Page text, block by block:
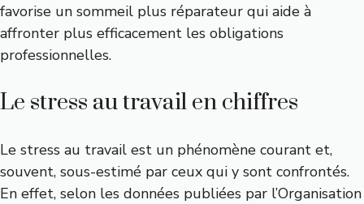
favorise un sommeil plus réparateur qui aide à
affronter plus efficacement les obligations
professionnelles.
Le stress au travail en chiffres
Le stress au travail est un phénomène courant et,
souvent, sous-estimé par ceux qui y sont confrontés.
En effet, selon les données publiées par l’Organisation